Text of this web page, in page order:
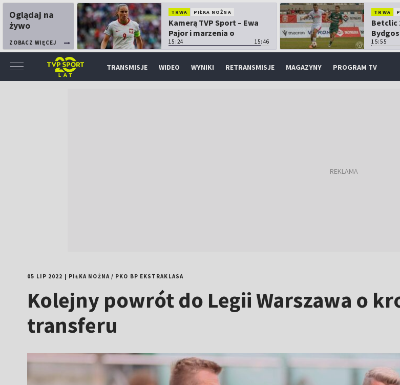
Oglądaj na
żywo
ZOBACZ WIĘCEJ
TRWA PIŁKA NOŻNA
Kamerą TVP Sport – Ewa
Pajor i marzenia o
Mundialu
15:24 15:46
TRWA
Betclic
15:55
TRANSMISJE WIDEO WYNIKI RETRANSMISJE MAGAZYNY PROGRAM TV
05 LIP 2022 PIŁKA NOŻNA/ PKO BP EKSTRAKLASA
Kolejny powrót do Legii Warszawa o
transferu